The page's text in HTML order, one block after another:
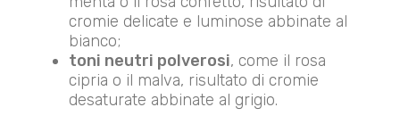
cromie delicate e luminose abbinate al
bianco;
toni neutri polverosi, come il rosa
cipria o il malva, risultato di cromie
desaturate abbinate al grigio.